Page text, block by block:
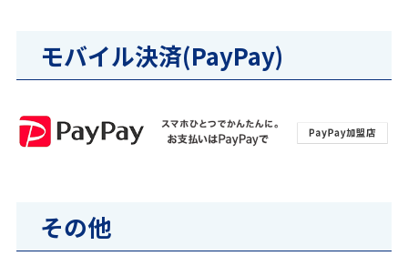
モバイル決済(PayPay)
その他